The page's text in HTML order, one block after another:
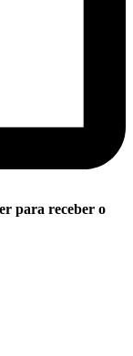
para receber o